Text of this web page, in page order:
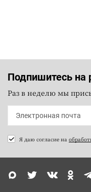
Подпишитесь на
Раз в неделю мы
Я даю согласие на